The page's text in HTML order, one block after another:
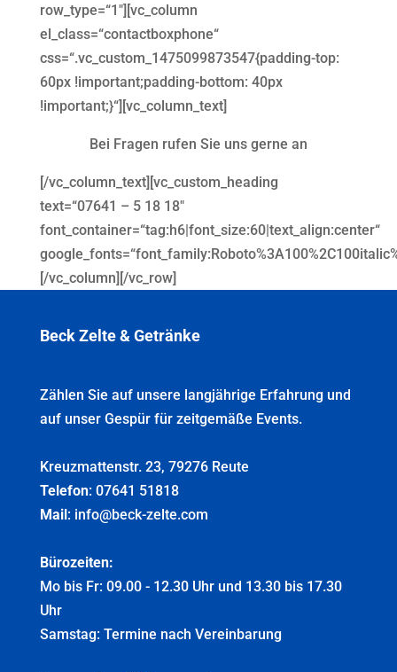
row_type=“1″][vc_column
el_class=“contactboxphone“
css=“.vc_custom_1475099873547{padding-top:
60px !important;padding-bottom: 40px
!important;}“][vc_column_text]
Bei Fragen rufen Sie uns gerne an
[/vc_column_text][vc_custom_heading
text=“07641 – 5 18 18″
font_container=“tag:h6|font_size:60|text_align:center“
[/vc_column][/vc_row]
Beck Zelte & Getränke
Zählen Sie auf unsere langjährige Erfahrung und
auf unser Gespür für zeitgemäße Events.
Kreuzmattenstr. 23, 79276 Reute
Telefon: 07641 51818
Mail: info@beck-zelte.com
Bürozeiten:
Mo bis Fr: 09.00 - 12.30 Uhr und 13.30 bis 17.30
Uhr
Samstag: Termine nach Vereinbarung